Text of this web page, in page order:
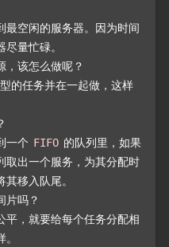
最空闲的服务器。因为时间
量忙碌。
，该怎么做呢？
的任务并在一起做，这样
一个 FIFO 的队列里，如果
取出一个服务，为其分配时
移入队尾。
片吗？
平，就要给每个任务分配相